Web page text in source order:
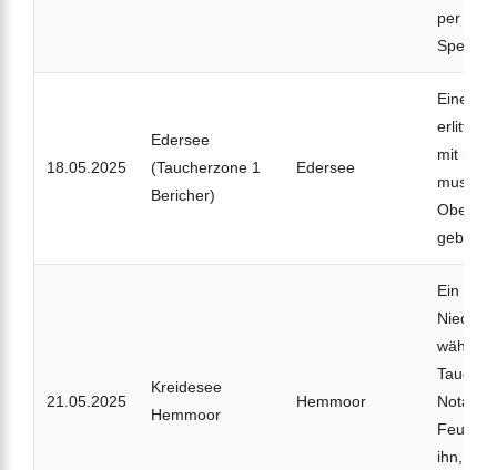
per
18.05.2025
Edersee
(Taucherzone 1
Bericher)
Edersee
Eine
erlitt
mit
musste
21.05.2025
Kreidesee
Hemmoor
Hemmoor
Ein 34-
ihn,